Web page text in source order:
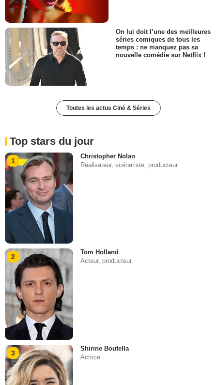
On lui doit l’une des meilleures
séries comiques de tous les
temps : ne manquez pas sa
nouvelle comédie sur Netflix !
Toutes les actus Ciné & Séries
Top stars du jour
1
Christopher Nolan
Réalisateur, scénariste, producteur
2
Tom Holland
Acteur, producteur
3
Shirine Boutella
Actrice